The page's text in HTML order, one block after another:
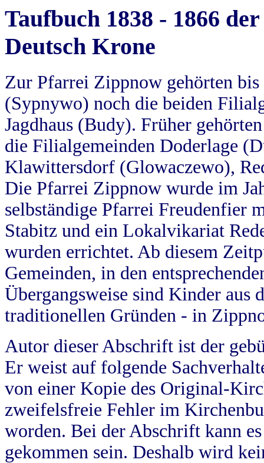
Taufbuch 1838 - 1866
Deutsch Krone
Zur Pfarrei Zippnow gehörten
(Sypnywo) noch die beiden
Jagdhaus (Budy). Früher
die Filialgemeinden Doderlage
Klawittersdorf (Glowaczewo),
Die Pfarrei Zippnow wurde im
selbständige Pfarrei Freudenfier
Stabitz und ein Lokalvikariat
wurden errichtet. Ab diesem
Gemeinden, in den
Übergangsweise sind Kinder aus
traditionellen Gründen - in
Autor dieser Abschrift ist der
Er weist auf folgende
von einer Kopie des Original-
zweifelsfreie Fehler im
worden. Bei der Abschrift kann
gekommen sein. Deshalb wird